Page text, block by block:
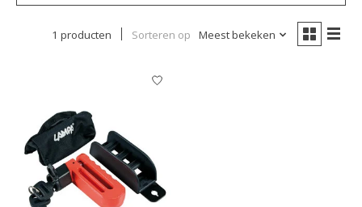
1 producten Sorteren op Meest bekeken